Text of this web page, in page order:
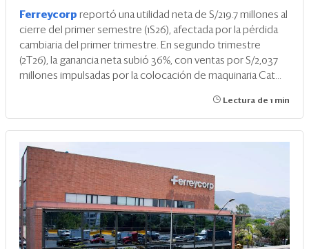
Ferreycorp reportó una utilidad neta de S/219.7 millones al
cierre del primer semestre (1S26), afectada por la pérdida
cambiaria del primer trimestre. En segundo trimestre
(2T26), la ganancia neta subió 36%, con ventas por S/2,037
millones impulsadas por la colocación de maquinaria Cat...
Lectura de 1 min